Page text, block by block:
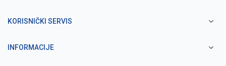
KORISNIČKI SERVIS
INFORMACIJE